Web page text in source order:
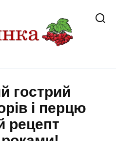
гострий
і перцю
рецепт